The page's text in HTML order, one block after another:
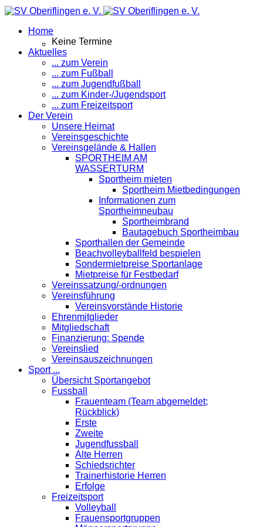
Home
Keine Termine
Aktuelles
... zum Verein
... zum Fußball
... zum Jugendfußball
... zum Kinder-/Jugendsport
... zum Freizeitsport
Der Verein
Unsere Heimat
Vereinsgeschichte
Vereinsgelände & Hallen
SPORTHEIM AM
WASSERTURM
Sportheim mieten
Sportheim Mietbedingungen
Informationen zum
Sportheimneubau
Sportheimbrand
Bautagebuch Sportheimbau
Sporthallen der Gemeinde
Beachvolleyballfeld bespielen
Sondermietpreise Sportanlage
Mietpreise für Festbedarf
Vereinssatzung/-ordnungen
Vereinsführung
Vereinsvorstände Historie
Ehrenmitglieder
Mitgliedschaft
Finanzierung: Spende
Vereinslied
Vereinsauszeichnungen
Sport ...
Übersicht Sportangebot
Fussball
Frauenteam (Team abgemeldet;
Rückblick)
Erste
Zweite
Jugendfussball
Alte Herren
Schiedsrichter
Trainerhistorie Herren
Erfolge
Freizeitsport
Volleyball
Frauensportgruppen